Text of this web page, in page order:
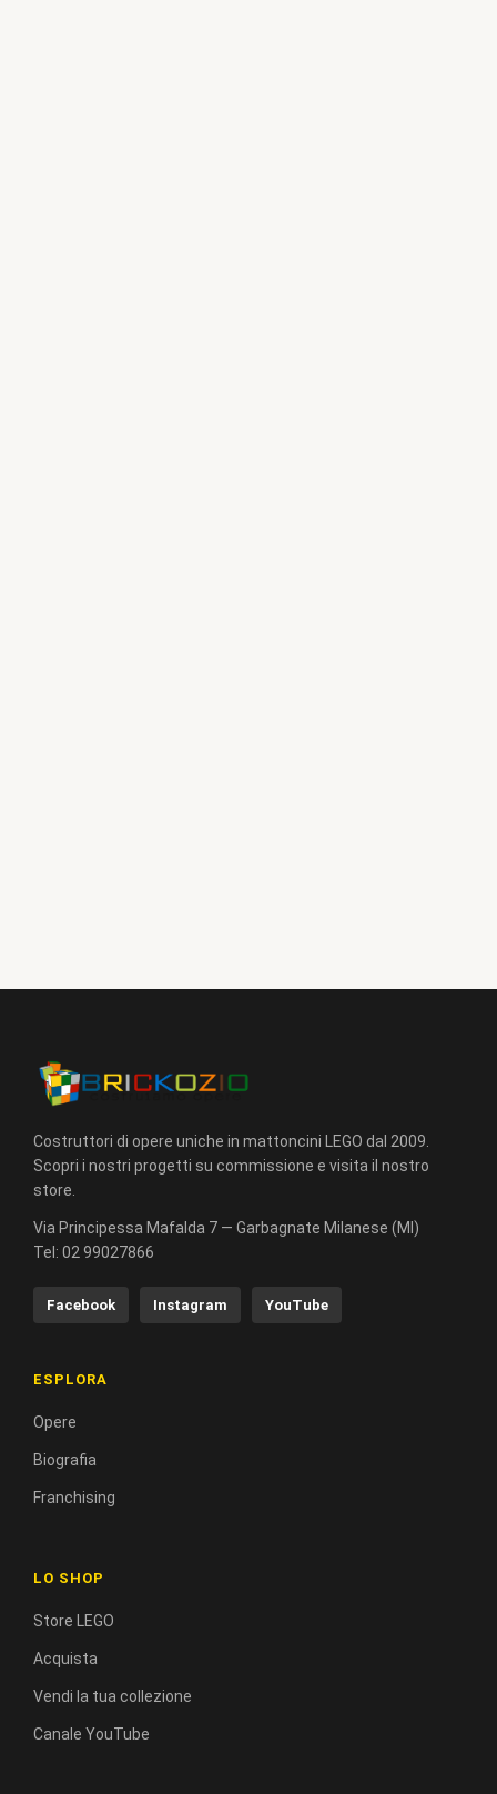
Costruttori di opere uniche in mattoncini LEGO dal 2009.
Scopri i nostri progetti su commissione e visita il nostro
store.
Via Principessa Mafalda 7 — Garbagnate Milanese (MI)
Tel: 02 99027866
Facebook Instagram YouTube
ESPLORA
Opere
Biografia
Franchising
LO SHOP
Store LEGO
Acquista
Vendi la tua collezione
Canale YouTube